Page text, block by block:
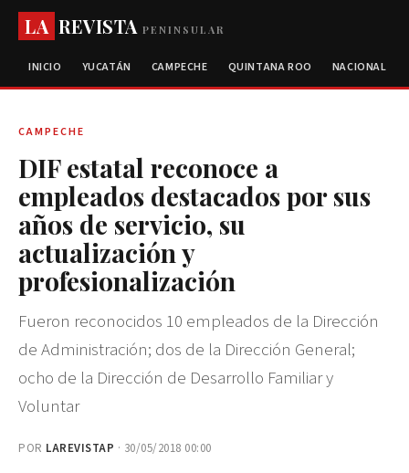
LA REVISTAPENINSULAR
INICIO YUCATÁN CAMPECHE QUINTANA ROO NACIONAL
CAMPECHE
DIF estatal reconoce a
empleados destacados por sus
años de servicio, su
actualización y
profesionalización
Fueron reconocidos 10 empleados de la Dirección
de Administración; dos de la Dirección General;
ocho de la Dirección de Desarrollo Familiar y
Voluntar
POR LAREVISTAP · 30/05/2018 00:00